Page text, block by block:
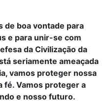
de boa vontade para
e para unir-se com
da Civilização da
seriamente ameaçada
vamos proteger nossa
fé. Vamos proteger a
e nosso futuro.